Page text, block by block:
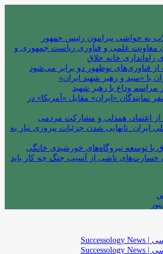
به حواشی پیرامون رئیس جمهور
معاونت علمی و فناوری ریاست جمهوری و
راه‌اندازی خانه خلاق
فناوری‌های نوظهور دو برابر می‌شود
با «سید و رهبر شهید ایران»
مراسم وداع با رهبر شهید
قاطع ۱۰ بر صفر نمایندگان «ایران» مقابل «آمریکا» در
از اعتماد، همدلی و مشارکت مردمی
ایران: تانهایی شدن جزئیات پیروزی نیاز به
با توسعه نیروگاه‌های خورشیدی خانگی
خسارت‌های ناشی از آسیب جنگ چه کار باید